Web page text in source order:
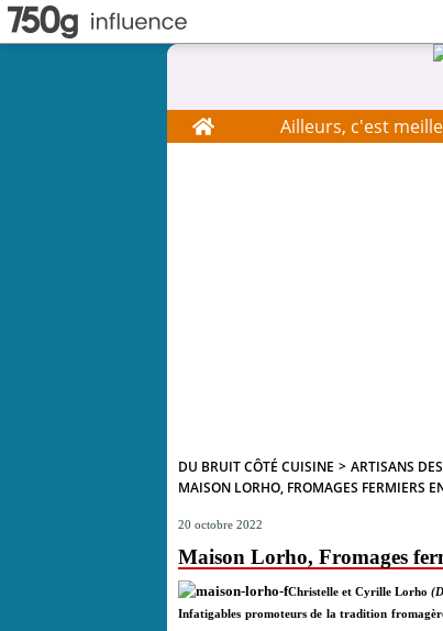
Home Ailleurs, c'est
DU BRUIT CÔTÉ CUISINE > ARTISANS
MAISON LORHO, FROMAGES FERMIERS
20 octobre 2022
Maison Lorho, Fromages
Christelle et Cyrille Lorho
Infatigables promoteurs de la tradition